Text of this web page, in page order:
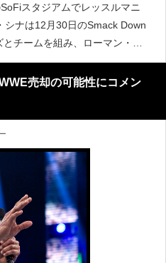
スタジアムでレッスルマニ
シナは12月30日のSmack Down
チームを組み、ローマン・レ
した。今後についてはまだ明ら
スルマニア売却の可能性にコメン